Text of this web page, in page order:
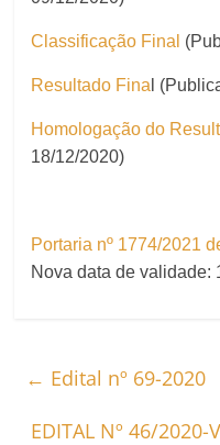
Classificação Final
Resultado Fina l
Homologação do
18/12/2020)
Portaria nº 1774/2021
Nova data de validade:
← Edital nº 69-2020
EDITAL Nº 46/2020-